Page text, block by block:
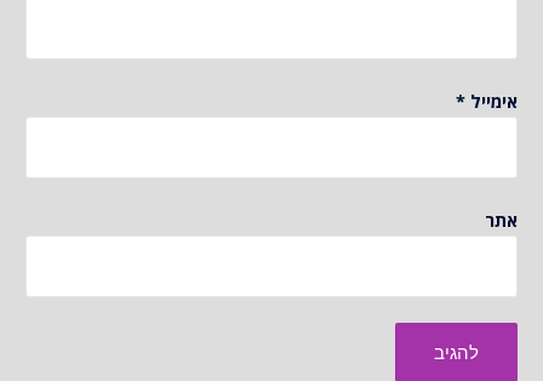
אימייל *
אתר